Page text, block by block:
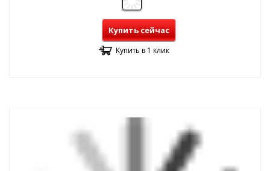
Купить сейчас
Купить в 1 клик